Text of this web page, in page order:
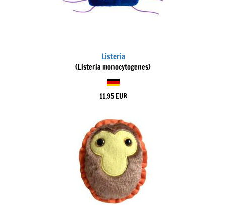
Listeria
(Listeria monocytogenes)
11,95 EUR